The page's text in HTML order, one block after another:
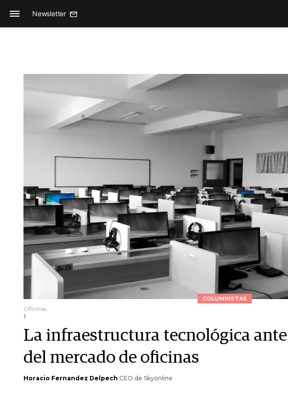
Newsletter
COLUMNISTAS
Oficinas
1
La infraestructura tecnológica
del mercado de oficinas
Horacio Fernandez Delpech CEO de Skyonline